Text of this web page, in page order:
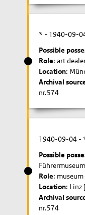
* - 1940-09-
Possible
Role: art
Location:
Archival
nr.574
1940-09-04 -
Possible
Role:
Location: Linz
Archival
nr.574